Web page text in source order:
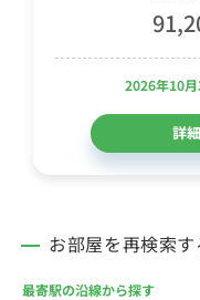
2026年10
詳
お部屋を再検索す
最寄駅の沿線から探す